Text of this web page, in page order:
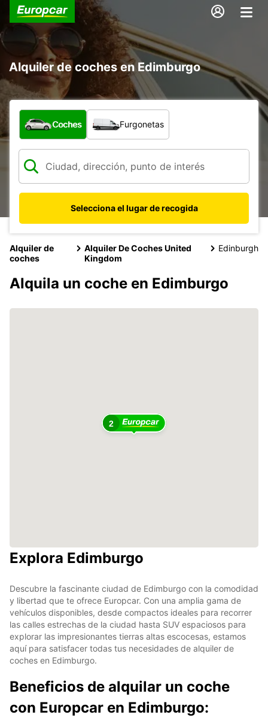
Alquiler de coches en Edimburgo
¿Qué tipo de vehículo?
Coches Furgonetas
Selecciona el lugar de recogida
Alquiler de
coches
Alquiler De Coches United
Kingdom
Edinburgh
Alquila un coche en Edimburgo
2
Explora Edimburgo
Descubre la fascinante ciudad de Edimburgo con la comodidad
y libertad que te ofrece Europcar. Con una amplia gama de
vehículos disponibles, desde compactos ideales para recorrer
las calles estrechas de la ciudad hasta SUV espaciosos para
explorar las impresionantes tierras altas escocesas, estamos
aquí para satisfacer todas tus necesidades de alquiler de
coches en Edimburgo.
Beneficios de alquilar un coche
con Europcar en Edimburgo: